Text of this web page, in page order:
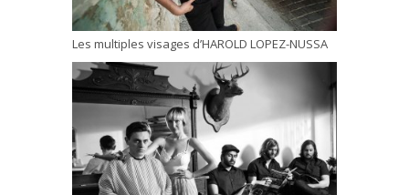
Les multiples visages d’HAROLD LOPEZ-NUSSA